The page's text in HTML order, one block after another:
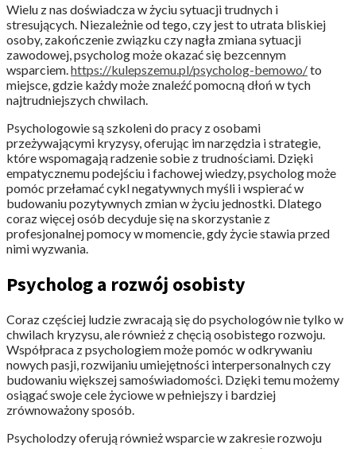
Wielu z nas doświadcza w życiu sytuacji trudnych i
stresujących. Niezależnie od tego, czy jest to utrata bliskiej
osoby, zakończenie związku czy nagła zmiana sytuacji
zawodowej, psycholog może okazać się bezcennym
wsparciem. https://kulepszemu.pl/psycholog-bemowo/to
miejsce, gdzie każdy może znaleźć pomocną dłoń w tych
najtrudniejszych chwilach.
Psychologowie są szkoleni do pracy z osobami
przeżywającymi kryzysy, oferując im narzędzia i strategie,
które wspomagają radzenie sobie z trudnościami. Dzięki
empatycznemu podejściu i fachowej wiedzy, psycholog może
pomóc przełamać cykl negatywnych myśli i wspierać w
budowaniu pozytywnych zmian w życiu jednostki. Dlatego
coraz więcej osób decyduje się na skorzystanie z
profesjonalnej pomocy w momencie, gdy życie stawia przed
nimi wyzwania.
Psycholog a rozwój osobisty
Coraz częściej ludzie zwracają się do psychologów nie tylko w
chwilach kryzysu, ale również z chęcią osobistego rozwoju.
Współpraca z psychologiem może pomóc w odkrywaniu
nowych pasji, rozwijaniu umiejętności interpersonalnych czy
budowaniu większej samoświadomości. Dzięki temu możemy
osiągać swoje cele życiowe w pełniejszy i bardziej
zrównoważony sposób.
Psycholodzy oferują również wsparcie w zakresie rozwoju